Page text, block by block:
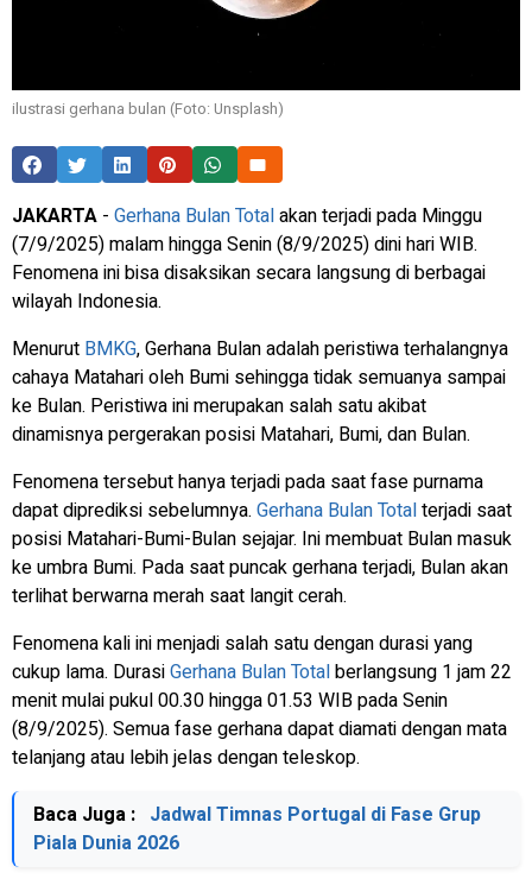
ilustrasi gerhana bulan (Foto: Unsplash)
JAKARTA - Gerhana Bulan Totalakan terjadi pada Minggu
(7/9/2025) malam hingga Senin (8/9/2025) dini hari WIB.
Fenomena ini bisa disaksikan secara langsung di berbagai
wilayah Indonesia.
Menurut BMKG, Gerhana Bulan adalah peristiwa terhalangnya
cahaya Matahari oleh Bumi sehingga tidak semuanya sampai
ke Bulan. Peristiwa ini merupakan salah satu akibat
dinamisnya pergerakan posisi Matahari, Bumi, dan Bulan.
Fenomena tersebut hanya terjadi pada saat fase purnama
dapat diprediksi sebelumnya. Gerhana Bulan Totalterjadi saat
posisi Matahari-Bumi-Bulan sejajar. Ini membuat Bulan masuk
ke umbra Bumi. Pada saat puncak gerhana terjadi, Bulan akan
terlihat berwarna merah saat langit cerah.
Fenomena kali ini menjadi salah satu dengan durasi yang
cukup lama. DurasiGerhana Bulan Totalberlangsung 1 jam 22
menit mulai pukul 00.30 hingga 01.53 WIB pada Senin
(8/9/2025). Semua fase gerhana dapat diamati dengan mata
telanjang atau lebih jelas dengan teleskop.
Baca Juga : Jadwal Timnas Portugal di Fase Grup
Piala Dunia 2026